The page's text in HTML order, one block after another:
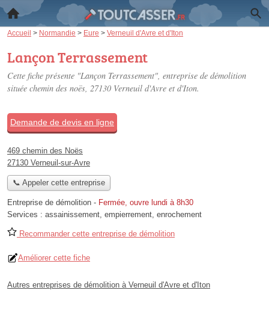
Accueil > Normandie > Eure > Verneuil d'Avre et d'Iton
Lançon Terrassement
Cette fiche présente "Lançon Terrassement", entreprise de démolition
située chemin des noës, 27130 Verneuil d'Avre et d'Iton.
Demande de devis en ligne
469 chemin des Noës
27130 Verneuil-sur-Avre
📞 Appeler cette entreprise
Entreprise de démolition - Fermée, ouvre lundi à 8h30
Services : assainissement, empierrement, enrochement
Recommander cette entreprise de démolition
Améliorer cette fiche
Autres entreprises de démolition à Verneuil d'Avre et d'Iton